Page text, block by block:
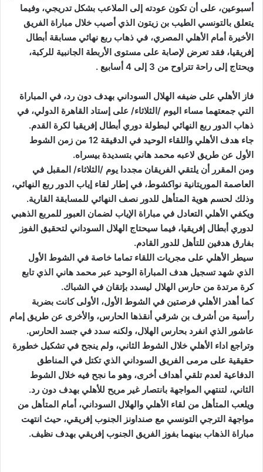
أسبوعين، على أن تكون عودته إلى الملاعب بشكل تدريجي، وفيما
يتعلق بالتونسي الطيب بن زيتون الذي أصيب خلال مباراة الفريق
الأخيرة أمام الأهلي المصري، في ذهاب ربع نهائي مسابقة أبطال
إفريقيا، فقد تعرض لإصابة على مستوى الأربطة الجانبية للركبة،
ويحتاج إلى راحة تتراوح من 3 إلى 4 أسابيع .
فاز الأهلي على ضيفه الهلال السوداني بهدف دون رد، في المباراة
التي جمعتهما مساء اليوم /الثلاثاء/ على إستاد القاهرة الدولي، في
ذهاب الدور ربع النهائي لبطولة دوري أبطال إفريقيا لكرة القدم.
جاء هدف الأهلي واللقاء الوحيد في الدقيقة 12 من زمن الشوط
الأول عن طريق لاعبه محمد هاني بتسديدة بيسراه.
ومن المقرر أن يلتقي الفريقان مجددا يوم /الثلاثاء/ المقبل في
العاصمة الموريتانية نواكشوط، في إطار لقاء إياب الدور ربع النهائي،
وذلك لحسم هوية المتأهل للدور نصف النهائي للمسابقة القارية.
ويكفي الأهلي التعادل في مباراة الإياب لضمان العبور للمربع الذهبي
لدوري أبطال إفريقيا، فيما سيحتاج الهلال السوداني لتحقيق الفوز
بفارق هدفين للتأهل للدور القادم.
سيطر الأهلي على مجريات اللقاء تماما خاصة في الشوط الأول
الذي شهد تسجيل هدف المباراة الوحيد عبر محمد هاني الذي تابع
كرة مرتدة من حارس الهلال ليسدد بإتقان في الشباك.
كما أهدر الأهلي فرصتين في الشوط الأول، الأولى كانت بضربة
رأسية من أشرف بن شرقي أنقذها الحارس، والأخرى عن طريق إمام
عاشور الذي انفرد بحارس الهلال، ولكنه سدد في جسد الحارس.
وتراجع اداء الأهلي خلال الشوط الثاني، ولم ينجح في تشكيل خطورة
حقيقية على مرمى الفريق السوداني الذي تكتل في المناطق
الدفاعية لعدم تلقي أهداف أخرى، وهو ما نجح فيه خلال الشوط
الثاني، لتنتهي المواجهة بانتصار غير مريح للأهلي بهدف دون رد.
ويلعب المتأهل من لقاء الأهلي والهلال السوداني، أمام المتأهل من
مواجهة الترجي التونسي مع صنداونز الجنوب إفريقي، حيث انتهت
مباراة الذهاب بينهما بفوز الفريق الجنوب إفريقي بهدف نظيف.